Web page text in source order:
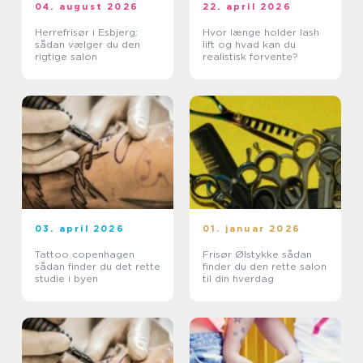
04. august 2026
Herrefrisør i Esbjerg:
sådan vælger du den
rigtige salon
22. april 2026
Hvor længe holder lash
lift og hvad kan du
realistisk forvente?
03. april 2026
Tattoo copenhagen
sådan finder du det rette
studie i byen
01. januar 2026
Frisør Ølstykke sådan
finder du den rette salon
til din hverdag